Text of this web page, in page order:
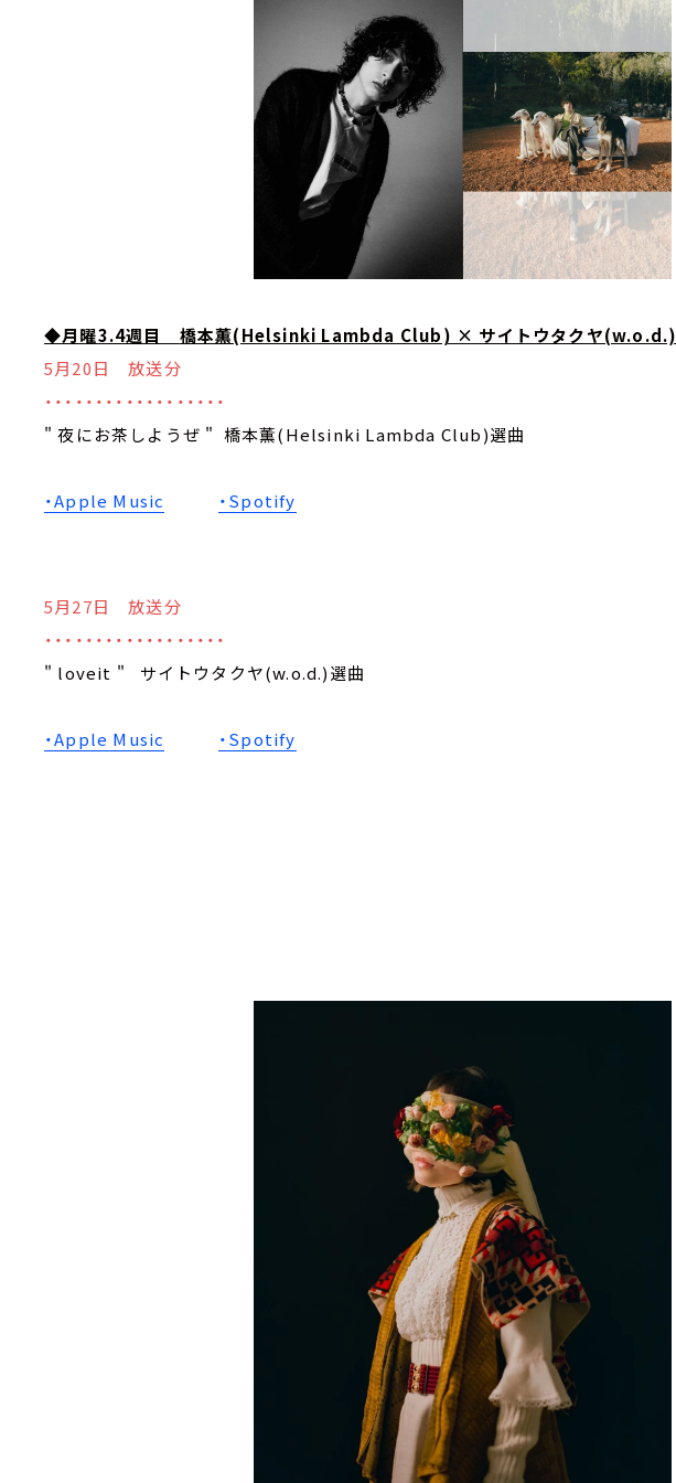
◆月曜3.4週目 橋本薫(Helsinki Lambda Club) × サイトウタクヤ(w.o.d.)
5月20日 放送分
・・・・・・・・・・・・・・・・・・
" 夜にお茶しようぜ " 橋本薫(Helsinki Lambda Club)選曲
・Apple Music ・Spotify
5月27日 放送分
・・・・・・・・・・・・・・・・・・
" loveit "
サイトウタクヤ(w.o.d.)選曲
・Apple Music ・Spotify